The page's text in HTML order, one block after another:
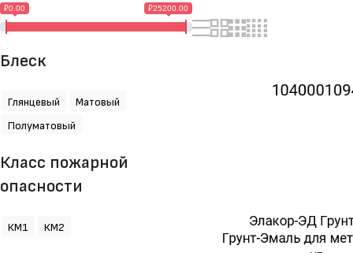
₽0.00 ₽25200.00
Блеск
Глянцевый
Матовый
Полуматовый
Класс пожарной
опасности
КМ1 КМ2